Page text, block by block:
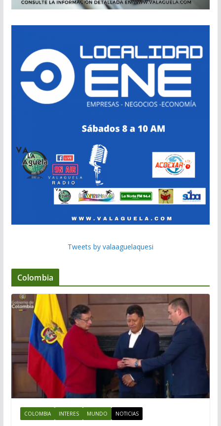
Tweets by valaaguelaquesi
Colombia
COLOMBIA INTERES MUNDO NOTICIAS